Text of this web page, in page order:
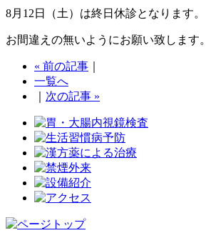
8月12日（土）は終日休診となります。
お間違えの無いようにお願い致します。
« 前の記事
一覧へ
次の記事 »